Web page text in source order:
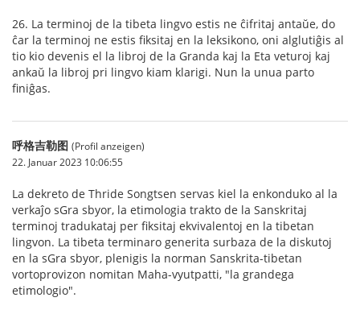
26. La terminoj de la tibeta lingvo estis ne ĉifritaj antaŭe, do
ĉar la terminoj ne estis fiksitaj en la leksikono, oni alglutiĝis al
tio kio devenis el la libroj de la Granda kaj la Eta veturoj kaj
ankaŭ la libroj pri lingvo kiam klarigi. Nun la unua parto
finiĝas.
呼格吉勒图 (Profil anzeigen)
22. Januar 2023 10:06:55
La dekreto de Thride Songtsen servas kiel la enkonduko al la
verkaĵo sGra sbyor, la etimologia trakto de la Sanskritaj
terminoj tradukataj per fiksitaj ekvivalentoj en la tibetan
lingvon. La tibeta terminaro generita surbaza de la diskutoj
en la sGra sbyor, plenigis la norman Sanskrita-tibetan
vortoprovizon nomitan Maha-vyutpatti, "la grandega
etimologio".